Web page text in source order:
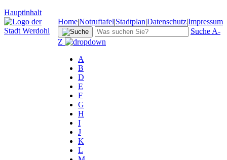
Hauptinhalt
Home|Notruftafel|Stadtplan|Datenschutz|Impressum
Suche A-
Z
A
B
D
E
F
G
H
I
J
K
L